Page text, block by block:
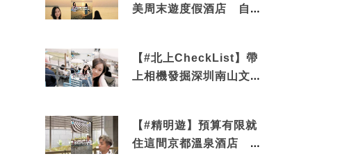
美周末遊度假酒店 自帶
【#北上CheckList】帶
上相機發掘深圳南山文藝
【#精明遊】預算有限就
住這間京都溫泉酒店 車